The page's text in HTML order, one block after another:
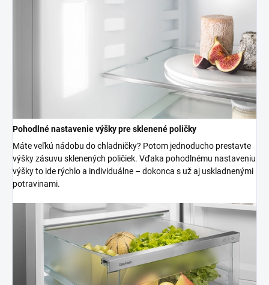
Pohodlné nastavenie výšky pre sklenené poličky
Máte veľkú nádobu do chladničky? Potom jednoducho prestavte
výšky zásuvu sklenených poličiek. Vďaka pohodlnému nastaveniu
výšky to ide rýchlo a individuálne – dokonca s už aj uskladnenými
potravinami.